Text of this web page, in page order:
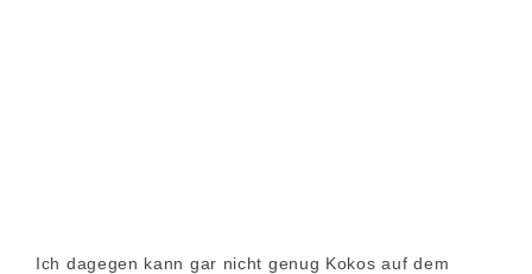
Ich dagegen kann gar nicht genug Kokos auf dem